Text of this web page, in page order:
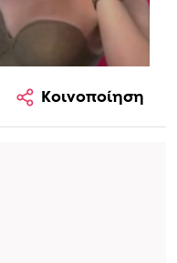
Κοινοποίηση